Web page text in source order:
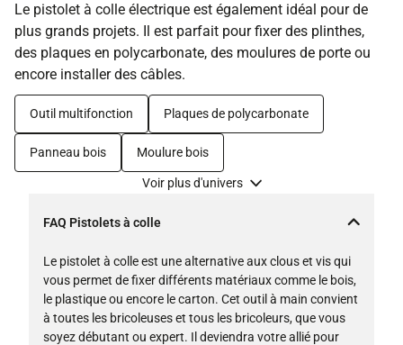
Le pistolet à colle électrique est également idéal pour de
plus grands projets. Il est parfait pour fixer des plinthes,
des plaques en polycarbonate, des moulures de porte ou
encore installer des câbles.
Outil multifonction Plaques de polycarbonate
Panneau bois Moulure bois
Voir plus d'univers
FAQ Pistolets à colle
Le pistolet à colle est une alternative aux clous et vis qui
vous permet de fixer différents matériaux comme le bois,
le plastique ou encore le carton. Cet outil à main convient
à toutes les bricoleuses et tous les bricoleurs, que vous
soyez débutant ou expert. Il deviendra votre allié pour